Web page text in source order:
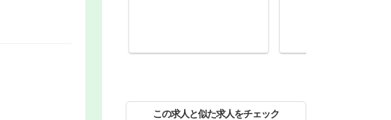
この求人と似た求人をチェック